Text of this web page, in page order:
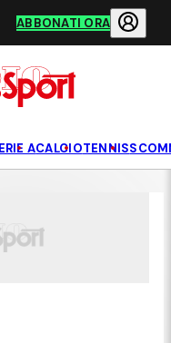
ABBONATI ORA
ACALCIOTENNIS